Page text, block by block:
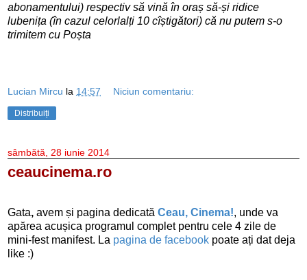
abonamentului) respectiv să vină în oraș să-și ridice
lubenița (în cazul celorlalți 10 cîștigători) că nu putem s-o
trimitem cu Poșta
Lucian Mircu la 14:57 Niciun comentariu:
Distribuiți
sâmbătă, 28 iunie 2014
ceaucinema.ro
Gata, avem și pagina dedicată Ceau, Cinema!, unde va
apărea acușica programul complet pentru cele 4 zile de
mini-fest manifest. La pagina de facebook poate ați dat deja
like :)